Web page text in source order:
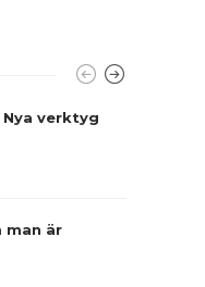
Nya verktyg
man är